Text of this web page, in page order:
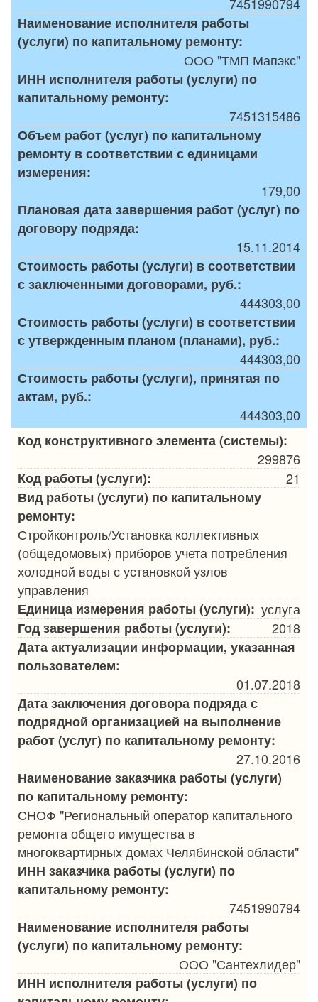
Наименование исполнителя работы
(услуги) по капитальному ремонту:
ООО "ТМП Мапэкс"
ИНН исполнителя работы (услуги) по
капитальному ремонту:
7451315486
Объем работ (услуг) по капитальному
ремонту в соответствии с единицами
измерения:
179,00
Плановая дата завершения работ (услуг) по
договору подряда:
15.11.2014
Стоимость работы (услуги) в соответствии
с заключенными договорами, руб.:
444303,00
Стоимость работы (услуги) в соответствии
с утвержденным планом (планами), руб.:
444303,00
Стоимость работы (услуги), принятая по
актам, руб.:
444303,00
Код конструктивного элемента (системы):
299876
Код работы (услуги):
21
Вид работы (услуги) по капитальному
ремонту:
Стройконтроль/Установка коллективных
(общедомовых) приборов учета потребления
холодной воды с установкой узлов
управления
Единица измерения работы (услуги): услуга
Год завершения работы (услуги):
2018
Дата актуализации информации, указанная
пользователем:
01.07.2018
Дата заключения договора подряда с
подрядной организацией на выполнение
работ (услуг) по капитальному ремонту:
27.10.2016
Наименование заказчика работы (услуги)
по капитальному ремонту:
СНОФ "Региональный оператор капитального
ремонта общего имущества в
многоквартирных домах Челябинской области"
ИНН заказчика работы (услуги) по
капитальному ремонту:
7451990794
Наименование исполнителя работы
(услуги) по капитальному ремонту:
ООО "Сантехлидер"
ИНН исполнителя работы (услуги) по